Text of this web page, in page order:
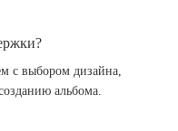
с выбором дизайна,
альбома.